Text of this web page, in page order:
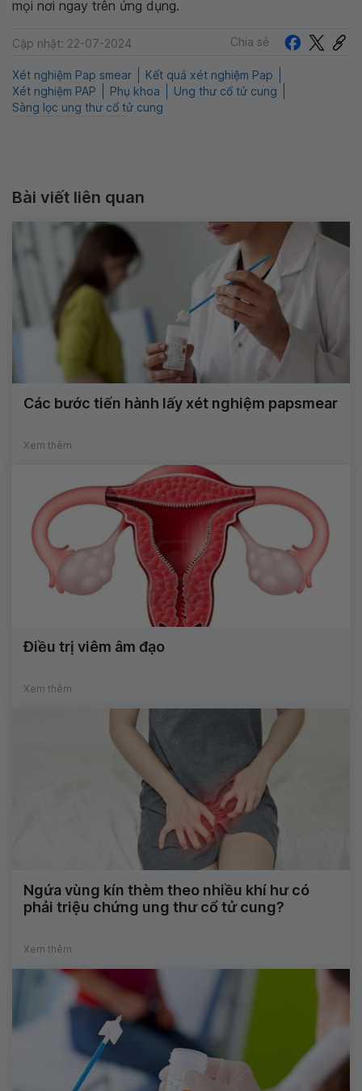
mọi nơi ngay trên ứng dụng.
Cập nhật: 22-07-2024 Chia sẻ
Xét nghiệm Pap smear
Kết quả xét nghiệm Pap
Xét nghiệm PAP
Phụ khoa
Ung thư cổ tử cung
Sàng lọc ung thư cổ tử cung
Bài viết liên quan
Các bước tiến hành lấy xét nghiệm papsmear
Xem thêm
Điều trị viêm âm đạo
Xem thêm
Ngứa vùng kín thèm theo nhiều khí hư có
phải triệu chứng ung thư cổ tử cung?
Xem thêm